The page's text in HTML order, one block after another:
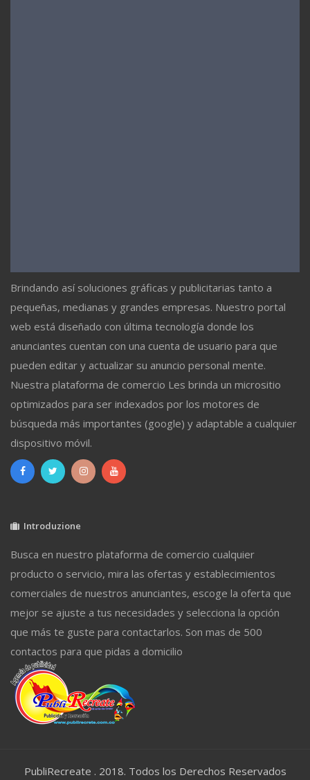
Brindando así soluciones gráficas y publicitarias tanto a
pequeñas, medianas y grandes empresas. Nuestro portal
web está diseñado con última tecnología donde los
anunciantes cuentan con una cuenta de usuario para que
pueden editar y actualizar su anuncio personal mente.
Nuestra plataforma de comercio Les brinda un micrositio
optimizados para ser indexados por los motores de
búsqueda más importantes (google) y adaptable a cualquier
dispositivo móvil.
Introduzione
Busca en nuestro plataforma de comercio cualquier
producto o servicio, mira las ofertas y establecimientos
comerciales de nuestros anunciantes, escoge la oferta que
mejor se ajuste a tus necesidades y selecciona la opción
que más te guste para contactarlos. Son mas de 500
contactos para que pidas a domicilio
PubliRecreate . 2018. Todos los Derechos Reservados